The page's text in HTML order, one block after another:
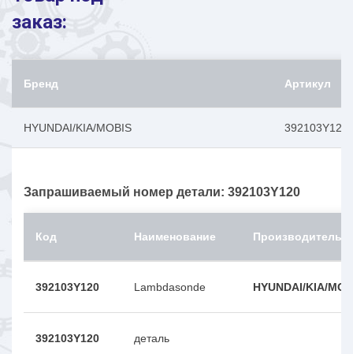
заказ:
Бренд Артикул
HYUNDAI/KIA/MOBIS 392103Y120
Запрашиваемый номер детали: 392103Y120
Код Наименование Производитель
392103Y120 Lambdasonde HYUNDAI/KIA/
392103Y120 деталь